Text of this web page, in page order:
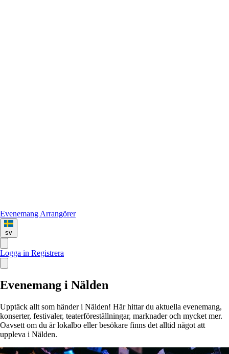
Evenemang Arrangörer
sv
Logga in Registrera
Evenemang i Nälden
Upptäck allt som händer i Nälden! Här hittar du aktuella evenemang,
konserter, festivaler, teaterföreställningar, marknader och mycket mer.
Oavsett om du är lokalbo eller besökare finns det alltid något att
uppleva i Nälden.